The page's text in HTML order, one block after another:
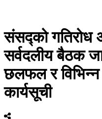
संसद्को गतिरोध
सर्वदलीय बैठक
छलफल र
कार्यसूची